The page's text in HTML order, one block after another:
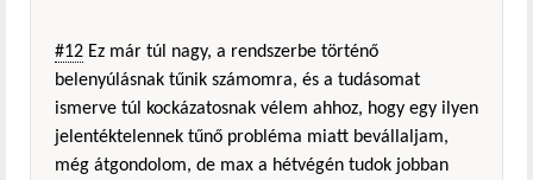
#12 Ez már túl nagy, a rendszerbe történő
belenyúlásnak tűnik számomra, és a tudásomat
ismerve túl kockázatosnak vélem ahhoz, hogy egy ilyen
jelentéktelennek tűnő probléma miatt bevállaljam,
még átgondolom, de max a hétvégén tudok jobban